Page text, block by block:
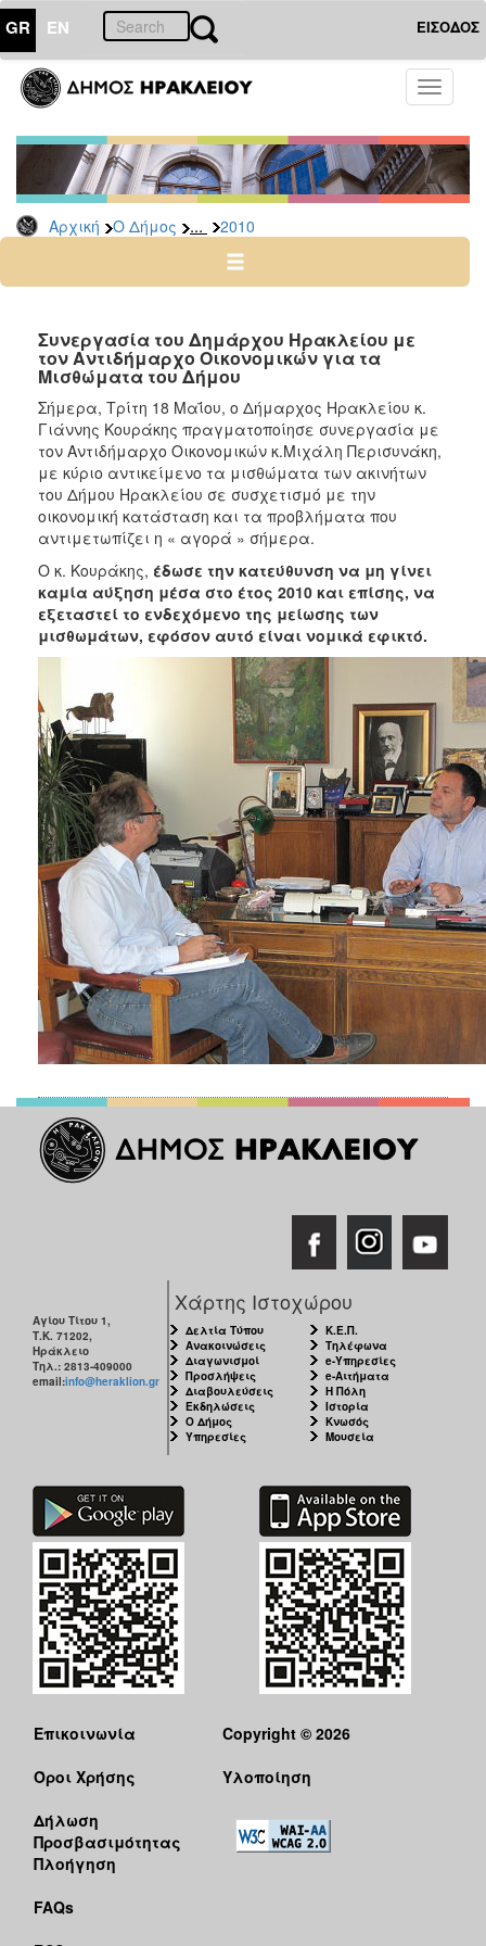
GR EN ΕΙΣΟΔΟΣ
Toggle
Αρχική Ο Δήμος ... 2010
ΔΗΜΟΣ
Δελτία
Τύπου
Αρχείο
2026
2024
2022
2021
2020
2019
2018
2017
2015
2013
2012
2010
2006
ΤΟΠΟΣ
ΠΟΛΙΤΙΣΜΟΣ
ΑΝΘΕΚΤΙΚΗ
ΠΟΛΗ
Συνεργασία του Δημάρχου Ηρακλείου με
τον Αντιδήμαρχο Οικονομικών για τα
Μισθώματα του Δήμου
Σήμερα, Τρίτη 18 Μαΐου, ο Δήμαρχος Ηρακλείου κ.
Γιάννης Κουράκης πραγματοποίησε συνεργασία με
τον Αντιδήμαρχο Οικονομικών κ.Μιχάλη Περισυνάκη,
με κύριο αντικείμενο τα μισθώματα των ακινήτων
του Δήμου Ηρακλείου σε συσχετισμό με την
οικονομική κατάσταση και τα προβλήματα που
αντιμετωπίζει η « αγορά » σήμερα.
Ο κ. Κουράκης, έδωσε την κατεύθυνση να μη γίνει
καμία αύξηση μέσα στο έτος 2010 και επίσης, να
εξεταστεί το ενδεχόμενο της μείωσης των
μισθωμάτων, εφόσον αυτό είναι νομικά εφικτό.
Αγίου Τίτου 1,
Τ.Κ. 71202,
Ηράκλειο
Τηλ.: 2813-409000
email:info@heraklion.gr
Χάρτης Ιστοχώρου
Δελτία Τύπου
Ανακοινώσεις
Διαγωνισμοί
Προσλήψεις
Διαβουλεύσεις
Εκδηλώσεις
Ο Δήμος
Υπηρεσίες
Κ.Ε.Π.
Τηλέφωνα
e-Υπηρεσίες
e-Αιτήματα
Η Πόλη
Ιστορία
Κνωσός
Μουσεία
Επικοινωνία
Όροι Χρήσης
Δήλωση
Προσβασιμότητας
Πλοήγηση
FAQs
Copyright © 2026
Υλοποίηση